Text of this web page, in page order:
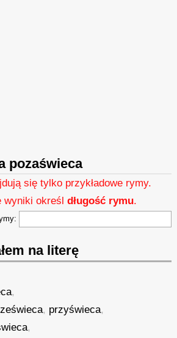
pozaświeca
się tylko przykładowe rymy.
wyniki określdługość rymu.
na literę
,
, przyświeca,
,